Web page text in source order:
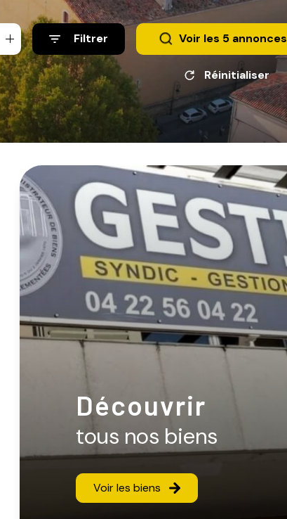
Filtrer Voir les 5 annonces
Réinitialiser
Découvrir
tous nos biens
Voir les biens